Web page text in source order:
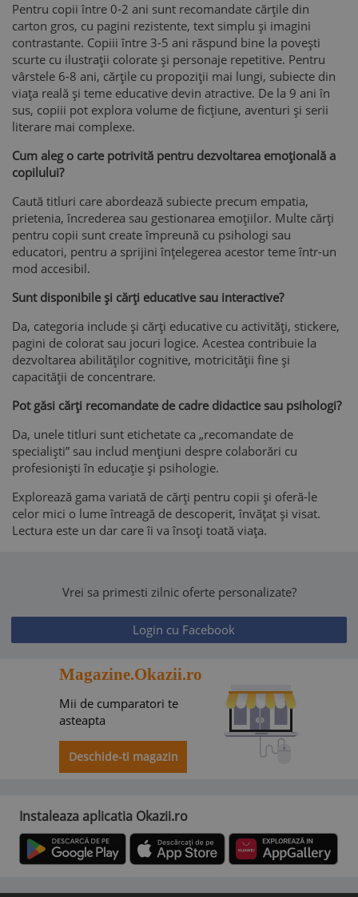
Pentru copii între 0-2 ani sunt recomandate cărțile din
carton gros, cu pagini rezistente, text simplu și imagini
contrastante. Copiii între 3-5 ani răspund bine la povești
scurte cu ilustrații colorate și personaje repetitive. Pentru
vârstele 6-8 ani, cărțile cu propoziții mai lungi, subiecte din
viața reală și teme educative devin atractive. De la 9 ani în
sus, copiii pot explora volume de ficțiune, aventuri și serii
literare mai complexe.
Cum aleg o carte potrivită pentru dezvoltarea emoțională a
copilului?
Caută titluri care abordează subiecte precum empatia,
prietenia, încrederea sau gestionarea emoțiilor. Multe cărți
pentru copii sunt create împreună cu psihologi sau
educatori, pentru a sprijini înțelegerea acestor teme într-un
mod accesibil.
Sunt disponibile și cărți educative sau interactive?
Da, categoria include și cărți educative cu activități, stickere,
pagini de colorat sau jocuri logice. Acestea contribuie la
dezvoltarea abilităților cognitive, motricității fine și
capacității de concentrare.
Pot găsi cărți recomandate de cadre didactice sau psihologi?
Da, unele titluri sunt etichetate ca „recomandate de
specialiști” sau includ mențiuni despre colaborări cu
profesioniști în educație și psihologie.
Explorează gama variată de cărți pentru copii și oferă-le
celor mici o lume întreagă de descoperit, învățat și visat.
Lectura este un dar care îi va însoți toată viața.
Vrei sa primesti zilnic oferte personalizate?
Login cu Facebook
Magazine.Okazii.ro
Mii de cumparatori te
asteapta
Deschide-ti magazin
Instaleaza aplicatia Okazii.ro